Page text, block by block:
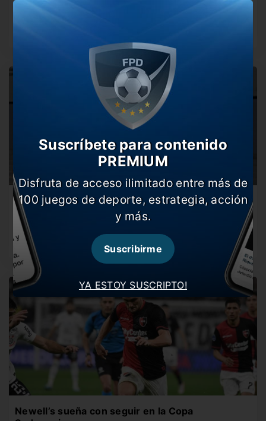
El Pincha recibirá esta noche a Corinthians por el
Estudiantes quiere dar otro golpe en Brasil
El Pincha visitará esta noche a Corinthians por la ida de
los…
Newell’s sueña con seguir en la Copa
YA ESTOY SUSCRIPTO!
Suscríbete para contenido
PREMIUM
Disfruta de acceso ilimitado entre más de
100 juegos de deporte, estrategia, acción
y más.
Suscribirme